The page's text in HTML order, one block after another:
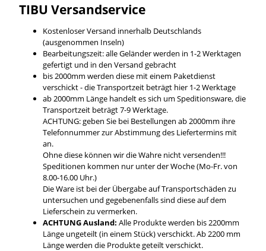
TIBU Versandservice
Kostenloser Versand innerhalb Deutschlands
(ausgenommen Inseln)
Bearbeitungszeit: alle Geländer werden in 1-2 Werktagen
gefertigt und in den Versand gebracht
bis 2000mm werden diese mit einem Paketdienst
verschickt - die Transportzeit beträgt hier 1-2 Werktage
ab 2000mm Länge handelt es sich um Speditionsware, die
Transportzeit beträgt 7-9 Werktage.
ACHTUNG: geben Sie bei Bestellungen ab 2000mm ihre
Telefonnummer zur Abstimmung des Liefertermins mit
an.
Ohne diese können wir die Wahre nicht versenden!!!
Speditionen kommen nur unter der Woche (Mo-Fr. von
8.00-16.00 Uhr.)
Die Ware ist bei der Übergabe auf Transportschäden zu
untersuchen und gegebenenfalls sind diese auf dem
Lieferschein zu vermerken.
ACHTUNG Ausland: Alle Produkte werden bis 2200mm
Länge ungeteilt (in einem Stück) verschickt. Ab 2200 mm
Länge werden die Produkte geteilt verschickt.